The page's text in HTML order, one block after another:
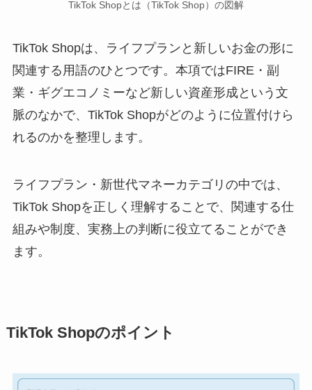
TikTok Shopとは（TikTok Shop）の図解
TikTok Shopは、ライフプランと新しいお金の形に
関連する用語のひとつです。本項ではFIRE・副
業・ギグエコノミーなど新しい資産形成という文
脈のなかで、TikTok Shopがどのように位置付けら
れるのかを整理します。
ライフプラン・新世代マネーカテゴリの中では、
TikTok Shopを正しく理解することで、関連する仕
組みや制度、実務上の判断に役立てることができ
ます。
TikTok Shopのポイント